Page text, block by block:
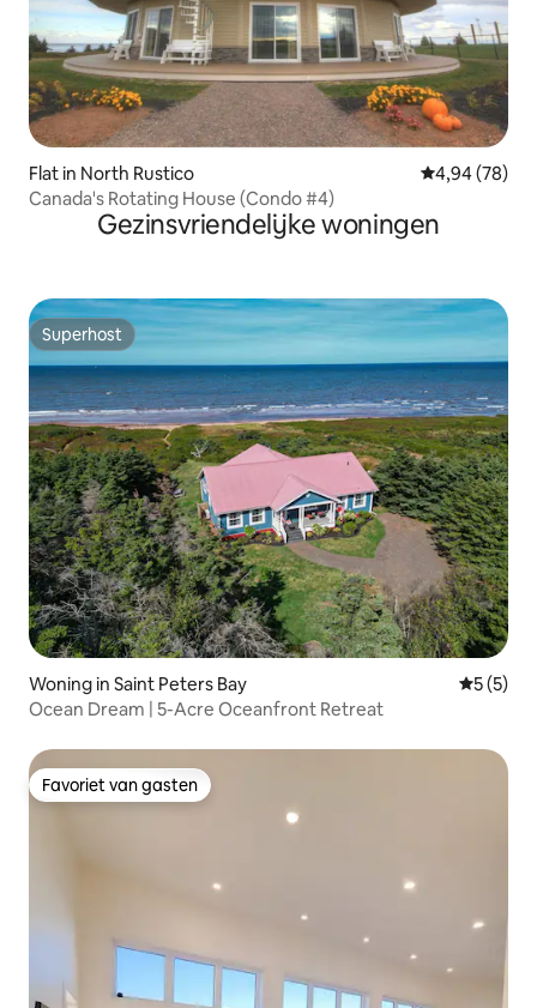
Flat in North Rustico Gemiddelde
4,94 (78)
Canada's Rotating House (Condo #4)
Gezinsvriendelijke woningen
Superhost
Superhost
Woning in Saint Peters Bay
5 (5)
Ocean Dream | 5-Acre Oceanfront Retreat
Favoriet van gasten
Favoriet van gasten